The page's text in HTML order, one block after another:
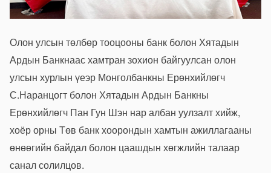
Олон улсын төлбөр тооцооны банк болон Хятадын
Ардын Банкнаас хамтран зохион байгуулсан олон
улсын хурлын үеэр Монголбанкны Ерөнхийлөгч
С.Наранцогт болон Хятадын Ардын Банкны
Ерөнхийлөгч Пан Гун Шэн нар албан уулзалт хийж,
хоёр орны Төв банк хоорондын хамтын ажиллагааны
өнөөгийн байдал болон цаашдын хөгжлийн талаар
санал солилцов.